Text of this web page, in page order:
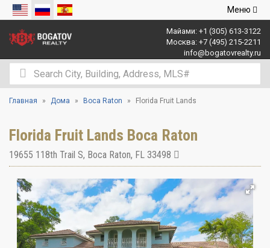
Открыть
Меню
Майами: +1 (305) 613-3122
Москва: +7 (495) 215-2211
info@bogatovrealty.ru
Главная Дома Boca Raton Florida Fruit Lands
Florida Fruit Lands Boca Raton
19655 118th Trail S, Boca Raton, FL 33498